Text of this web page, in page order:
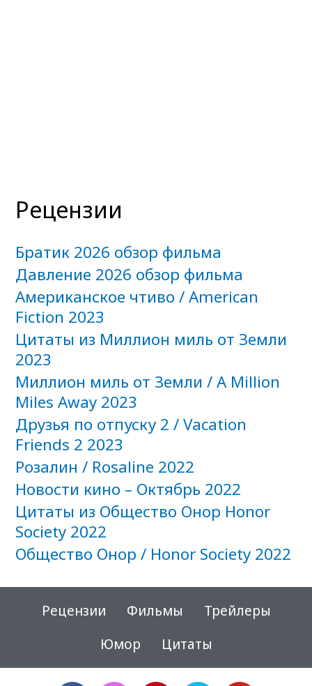
Рецензии
Братик 2026 обзор фильма
Давление 2026 обзор фильма
Американское чтиво / American
Fiction 2023
Цитаты из Миллион миль от Земли
2023
Миллион миль от Земли / A Million
Miles Away 2023
Друзья по отпуску 2 / Vacation
Friends 2 2023
Розалин / Rosaline 2022
Новости кино – Октябрь 2022
Цитаты из Общество Онор Honor
Society 2022
Общество Онор / Honor Society 2022
Рецензии Фильмы
Трейлеры
Юмор
Цитаты